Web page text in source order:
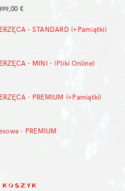
€
od
399,00 €
- STANDARD (+Pamiątki)
- MINI - (Pliki Online)
- PREMIUM (+Pamiątki)
- PREMIUM
KOSZYK